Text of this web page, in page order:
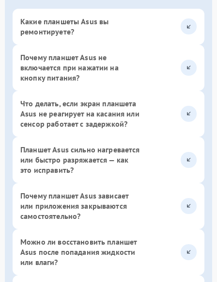
Какие планшеты Asus вы
ремонтируете?
Почему планшет Asus не
включается при нажатии на
кнопку питания?
Что делать, если экран планшета
Asus не реагирует на касания или
сенсор работает с задержкой?
Планшет Asus сильно нагревается
или быстро разряжается — как
это исправить?
Почему планшет Asus зависает
или приложения закрываются
самостоятельно?
Можно ли восстановить планшет
Asus после попадания жидкости
или влаги?